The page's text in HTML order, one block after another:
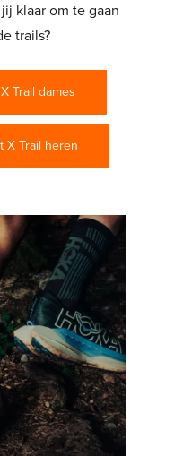
klaar om te gaan
trails?
Trail dames
X Trail heren